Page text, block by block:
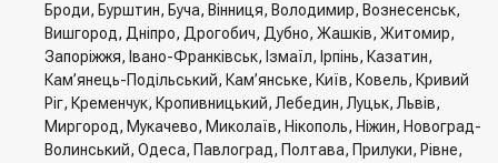
Броди, Бурштин, Буча, Вінниця, Володимир, Вознесенськ,
Вишгород, Дніпро, Дрогобич, Дубно, Жашків, Житомир,
Запоріжжя, Івано-Франківськ, Ізмаїл, Ірпінь, Казатин,
Кам’янець-Подільський, Кам’янське, Київ, Ковель, Кривий
Ріг, Кременчук, Кропивницький, Лебедин, Луцьк, Львів,
Миргород, Мукачево, Миколаїв, Нікополь, Ніжин, Новоград-
Волинський, Одеса, Павлоград, Полтава, Прилуки, Рівне,